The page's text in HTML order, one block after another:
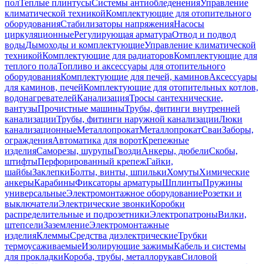
полТеплые плинтусыСистемы антиобледененияУправление
климатической техникойКомплектующие для отопительного
оборудованияСтабилизаторы напряженияНасосы
циркуляционныеРегулирующая арматураОтвод и подвод
водыДымоходы и комплектующиеУправление климатической
техникойКомплектующие для радиаторовКомплектующие для
теплого полаТопливо и аксессуары для отопительного
оборудованияКомплектующие для печей, каминовАксессуары
для каминов, печейКомплектующие для отопительных котлов,
водонагревателейКанализацияТросы сантехнические,
вантузыПрочистные машиныТрубы, фитинги внутренней
канализацииТрубы, фитинги наружной канализацииЛюки
канализационныеМеталлопрокатМеталлопрокатСваиЗаборы,
огражденияАвтоматика для воротКрепежные
изделияСаморезы, шурупыГвоздиАнкеры, дюбелиСкобы,
штифтыПерфорированный крепежГайки,
шайбыЗаклепкиБолты, винты, шпилькиХомутыХимические
анкерыКарабиныФиксаторы арматурыШплинтыПружины
универсальныеЭлектромонтажное оборудованиеРозетки и
выключателиЭлектрические звонкиКоробки
распределительные и подрозетникиЭлектропатроныВилки,
штепселиЗаземлениеЭлектромонтажные
изделияКлеммыСредства диэлектрическиеТрубки
термоусаживаемыеИзолирующие зажимыКабель и системы
для прокладкиКороба, трубы, металлорукавСиловой